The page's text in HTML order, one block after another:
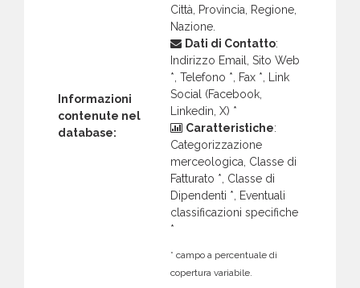
Informazioni
contenute nel
database:
Città, Provincia, Regione,
Nazione.
Dati di Contatto:
Indirizzo Email, Sito Web
*, Telefono *, Fax *, Link
Social (Facebook,
Linkedin, X) *
Caratteristiche:
Categorizzazione
merceologica, Classe di
Fatturato *, Classe di
Dipendenti *, Eventuali
classificazioni specifiche
*
* campo a percentuale di
copertura variabile.